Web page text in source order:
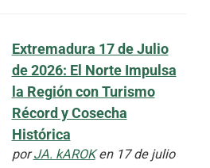
Extremadura 17 de Julio
de 2026: El Norte Impulsa
la Región con Turismo
Récord y Cosecha
Histórica
porJA. kAROKen 17 de julio